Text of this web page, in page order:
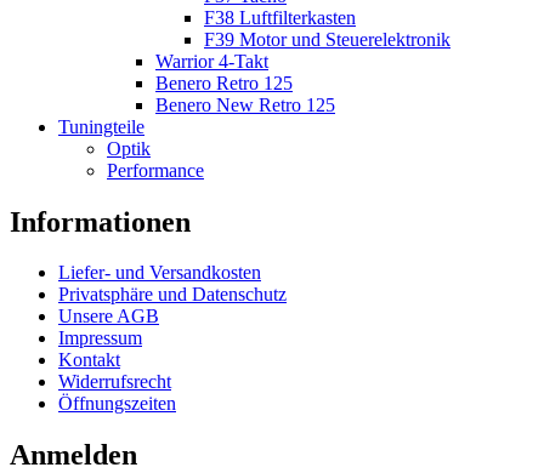
F38 Luftfilterkasten
F39 Motor und Steuerelektronik
Warrior 4-Takt
Benero Retro 125
Benero New Retro 125
Tuningteile
Optik
Performance
Informationen
Liefer- und Versandkosten
Privatsphäre und Datenschutz
Unsere AGB
Impressum
Kontakt
Widerrufsrecht
Öffnungszeiten
Anmelden